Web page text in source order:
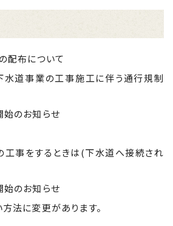
配布について
水道事業の工事施工に伴う通行規制
のお知らせ
工事をするときは(下水道へ接続され
のお知らせ
法に変更があります。